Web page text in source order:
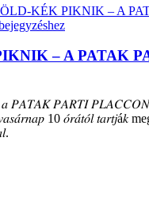
– A PATAK
𝑎 𝑃𝐴𝑇𝐴𝐾 𝑃𝐴𝑅𝑇𝐼 𝑃𝐿𝐴𝐶𝐶𝑂𝑁
10 𝑜́𝑟𝑎́𝑡𝑜́𝑙 𝑡𝑎𝑟𝑡𝑗á𝑘